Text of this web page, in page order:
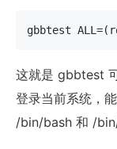
gbbtest
这就是 gbbtest
登录当前系统，
/bin/bash 和 /bin/